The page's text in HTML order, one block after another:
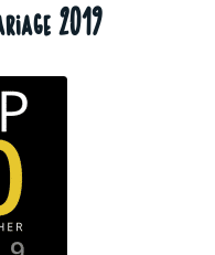
2019